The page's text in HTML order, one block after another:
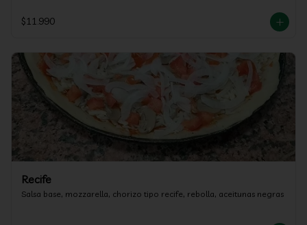
$11.990
Recife
Salsa base, mozzarella, chorizo tipo recife, rebolla, aceitunas negras